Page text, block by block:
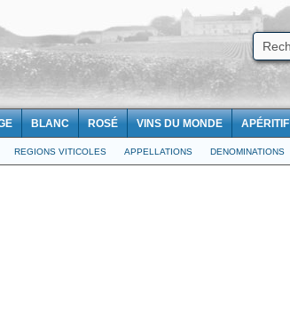
BLANC ROSÉ VINS DU MONDE APÉRITIF
REGIONS VITICOLES APPELLATIONS DENOMINATIONS